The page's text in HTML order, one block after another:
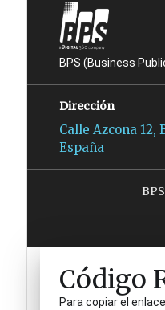
BPS (Business
Dirección
Calle Azcona 12,
España
Código
Para copiar el